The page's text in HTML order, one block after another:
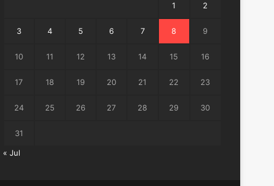
1 2
3 4 5 6 7 8 9
10 11 12 13 14 15 16
17 18 19 20 21 22 23
24 25 26 27 28 29 30
31
« Jul